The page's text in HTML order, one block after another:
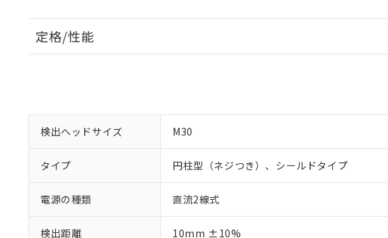
定格/性能
検出ヘッドサイズ M30
タイプ 円柱型（ネジつき）、シールドタイプ
電源の種類 直流2線式
検出距離 10mm ±10%